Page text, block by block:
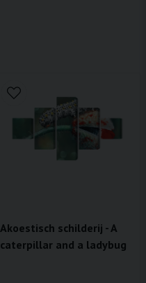
Akoestisch schilderij - A
caterpillar and a ladybug